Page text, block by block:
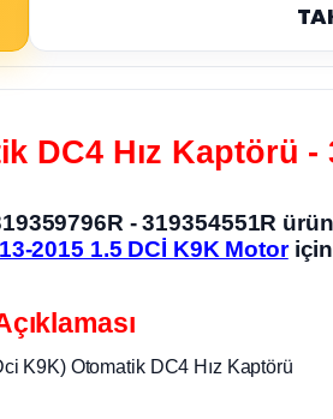
Hız Kaptörü -
- 319354551R
2015 1.5 DCİ K9K Motoriçin
K9K) Otomatik DC4 Hız Kaptörü